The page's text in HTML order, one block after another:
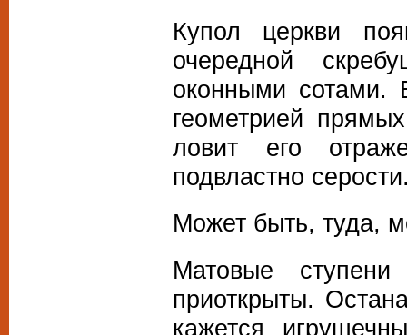
Купол церкви
очередной
оконными сотами.
геометрией
ловит его
подвластно
Может быть, туда,
Матовые
приоткрыты.
кажется